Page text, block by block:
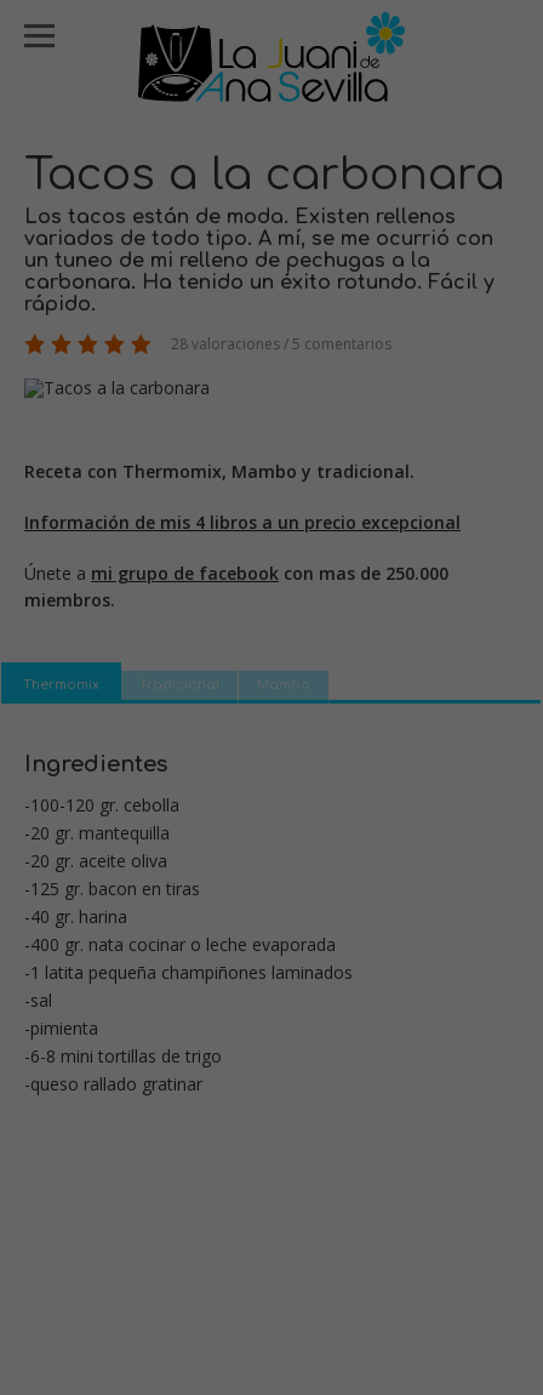
Tacos a la carbonara
Los tacos están de moda. Existen rellenos
variados de todo tipo. A mí, se me ocurrió con
un tuneo de mi relleno de pechugas a la
carbonara. Ha tenido un éxito rotundo. Fácil y
rápido.
28 valoraciones / 5 comentarios
Receta con Thermomix, Mambo y tradicional.
Información de mis 4 libros a un precio excepcional
Únete a mi grupo de facebook con mas de 250.000
miembros.
Thermomix Tradicional Mambo
Ingredientes
-100-120 gr. cebolla
-20 gr. mantequilla
-20 gr. aceite oliva
-125 gr. bacon en tiras
-40 gr. harina
-400 gr. nata cocinar o leche evaporada
-1 latita pequeña champiñones laminados
-sal
-pimienta
-6-8 mini tortillas de trigo
-queso rallado gratinar